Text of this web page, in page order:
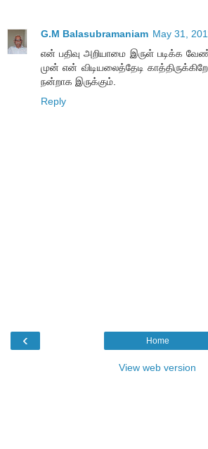
G.M Balasubramaniam May 31,
என் பதிவு அறியாமை இருள் படிக்க
முன் என் விடியலைத்தேடி
நன்றாக இருக்கும்.
Reply
‹ Home
View web version